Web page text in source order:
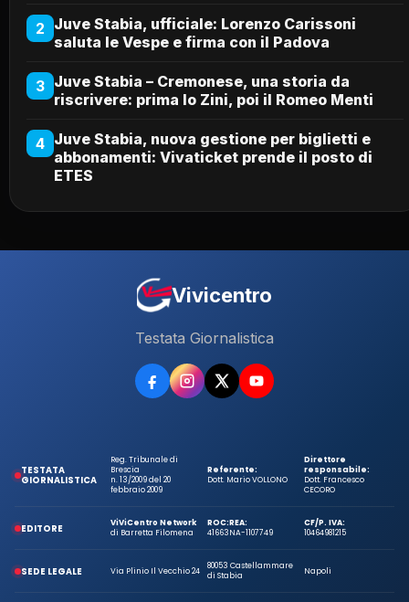
2 Juve Stabia, ufficiale: Lorenzo Carissoni
saluta le Vespe e firma con il Padova
3 Juve Stabia – Cremonese, una storia da
riscrivere: prima lo Zini, poi il Romeo Menti
4 Juve Stabia, nuova gestione per biglietti e
abbonamenti: Vivaticket prende il posto di
ETES
Vivicentro
Testata Giornalistica
TESTATA
GIORNALISTICA
Reg. Tribunale di
Brescia
n. 13/2009 del 20
febbraio 2009
Referente:
Dott. Mario VOLLONO
Direttore
responsabile:
Dott. Francesco
CECORO
EDITORE
ViViCentro Network
di Barretta Filomena
ROC:
41663
REA:
NA-1107749
CF/P. IVA:
10464981215
SEDE LEGALE Via Plinio Il Vecchio 24
80053 Castellammare
di Stabia
Napoli